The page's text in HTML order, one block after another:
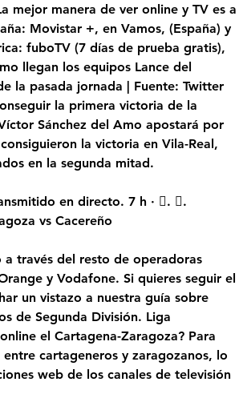
mejor manera de ver online y TV es a
Movistar +, en Vamos, (España) y
fuboTV (7 días de prueba gratis),
llegan los equipos Lance del
la pasada jornada | Fuente: Twitter
la primera victoria de la
Sánchez del Amo apostará por
la victoria en Vila-Real,
en la segunda mitad.
en directo. 7 h · 󰟠. 󰟝.
vs Cacereño
a través del resto de operadoras
y Vodafone. Si quieres seguir el
un vistazo a nuestra guía sobre
de Segunda División. Liga
el Cartagena-Zaragoza? Para
cartageneros y zaragozanos, lo
web de los canales de televisión